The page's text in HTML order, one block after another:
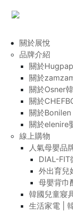
關於展悅
品牌介紹
關於
關於
關於Osner
關於
關於Bonilen
關於elenire
線上購物
人氣母嬰品
DIAL-FIT
外出育兒
母嬰背巾
韓國兒童寢
生活家電 |